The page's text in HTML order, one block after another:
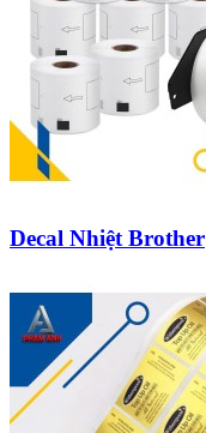
Decal Nhiệt Brother